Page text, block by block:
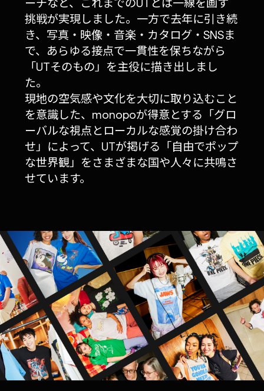
挑戦が実現しました。一方で去年に引き続
き、写真・映像・音楽・カタログ・SNSま
で、あらゆる接点で一貫性を保ちながら
「UTそのもの」を主役に描き出しまし
た。
現地の空気感や文化を大切に取り込むこと
を意識した、monopoが得意とする「グロ
ーバルな視点とローカルな感覚の掛け合わ
せ」によって、UTが掲げる「自由でポップ
な世界観」をさまざまな国や人々に共鳴さ
せています。